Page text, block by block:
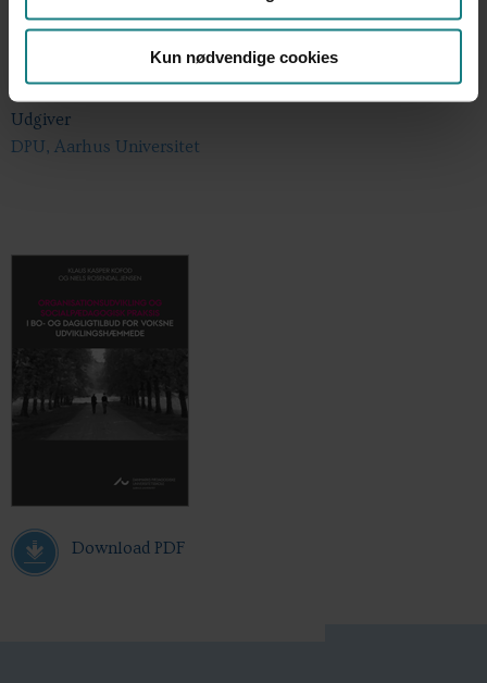
Kun nødvendige cookies
Udgiver
DPU, Aarhus Universitet
Download PDF